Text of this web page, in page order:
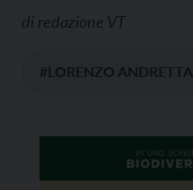
di redazione VT
#LORENZO ANDRETTA